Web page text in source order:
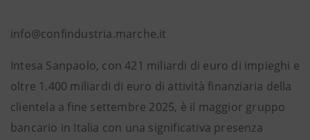
info@confindustria.marche.it
Intesa Sanpaolo, con 421 miliardi di euro di impieghi e
oltre 1.400 miliardi di euro di attività finanziaria della
clientela a fine settembre 2025, è il maggior gruppo
bancario in Italia con una significativa presenza